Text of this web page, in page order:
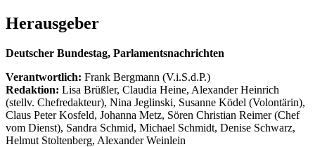
Herausgeber
Deutscher Bundestag, Parlamentsnachrichten
Verantwortlich: Frank Bergmann (V.i.S.d.P.)
Redaktion: Lisa Brüßler, Claudia Heine, Alexander Heinrich
(stellv. Chefredakteur), Nina Jeglinski, Susanne Ködel (Volontärin),
Claus Peter Kosfeld, Johanna Metz, Sören Christian Reimer (Chef
vom Dienst), Sandra Schmid, Michael Schmidt, Denise Schwarz,
Helmut Stoltenberg, Alexander Weinlein